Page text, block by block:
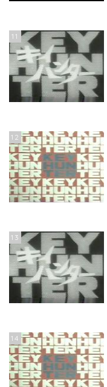
11
12
13
14